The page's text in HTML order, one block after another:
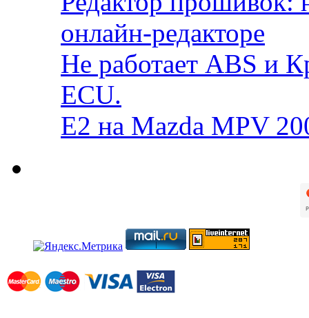
онлайн-редакторе
Не работает ABS и
ECU.
E2 на Mazda MPV